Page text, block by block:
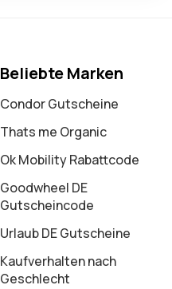
Beliebte Marken
Condor Gutscheine
Thats me Organic
Ok Mobility Rabattcode
Goodwheel DE
Gutscheincode
Urlaub DE Gutscheine
Kaufverhalten nach
Geschlecht